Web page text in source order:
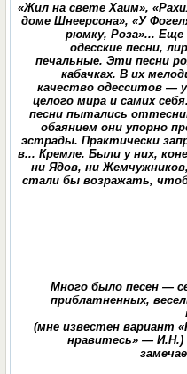
«Жил на свете Хаим»,
доме Шнеерсона», «У
рюмку, Роза»... Еще
одесские песни,
печальные. Эти песни
кабачках. В их
качество одесситов —
целого мира и самих
песни пытались
обаянием они упорно
эстрады. Практически
в... Кремле. Были у них,
ни Ядов, ни
стали бы возражать,
Много было песен —
приблатненных,
(мне известен вариант
нравитесь» — И.Н.)